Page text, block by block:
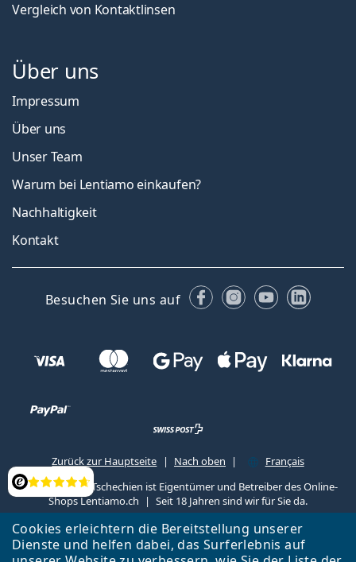
Cookies erleichtern die Bereitstellung unserer
Dienste und helfen dabei, das Surferlebnis auf
Bewertung
Vergleich von Kontaktlinsen
Über uns
Impressum
Über uns
Unser Team
Warum bei Lentiamo einkaufen?
Nachhaltigkeit
Kontakt
Besuchen Sie uns auf FacebookInstagram
YouTube
Zurück zur Hauptseite Nach oben
Français
Lentiamo s.r.o., Tschechien ist Eigentümer und Betreiber des Online-
Shops Lentiamo.ch
Seit 18 Jahren sind wir für Sie da.